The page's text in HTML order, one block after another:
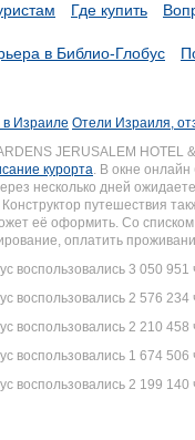
Где купить
в Библио-Глобус
Израиле Отели Израиля,
JERUSALEM
курорта. В окне онлайн
несколько дней
путешествия
её оформить. Со
оплатить
воспользовались 3 050 951
воспользовались 2 576 234
воспользовались 2 210 458
воспользовались 1 674 506
воспользовались 2 199 140